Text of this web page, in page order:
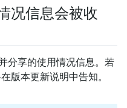
况信息会被收
分享的使用情况信息。若
版本更新说明中告知。